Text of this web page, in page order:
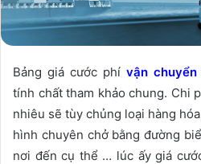
Bảng giá cước phí vận
tính chất tham khảo chung. Chi
nhiêu sẽ tùy chủng loại hàng
hình chuyên chở bằng đường
nơi đến cụ thể … lúc ấy giá